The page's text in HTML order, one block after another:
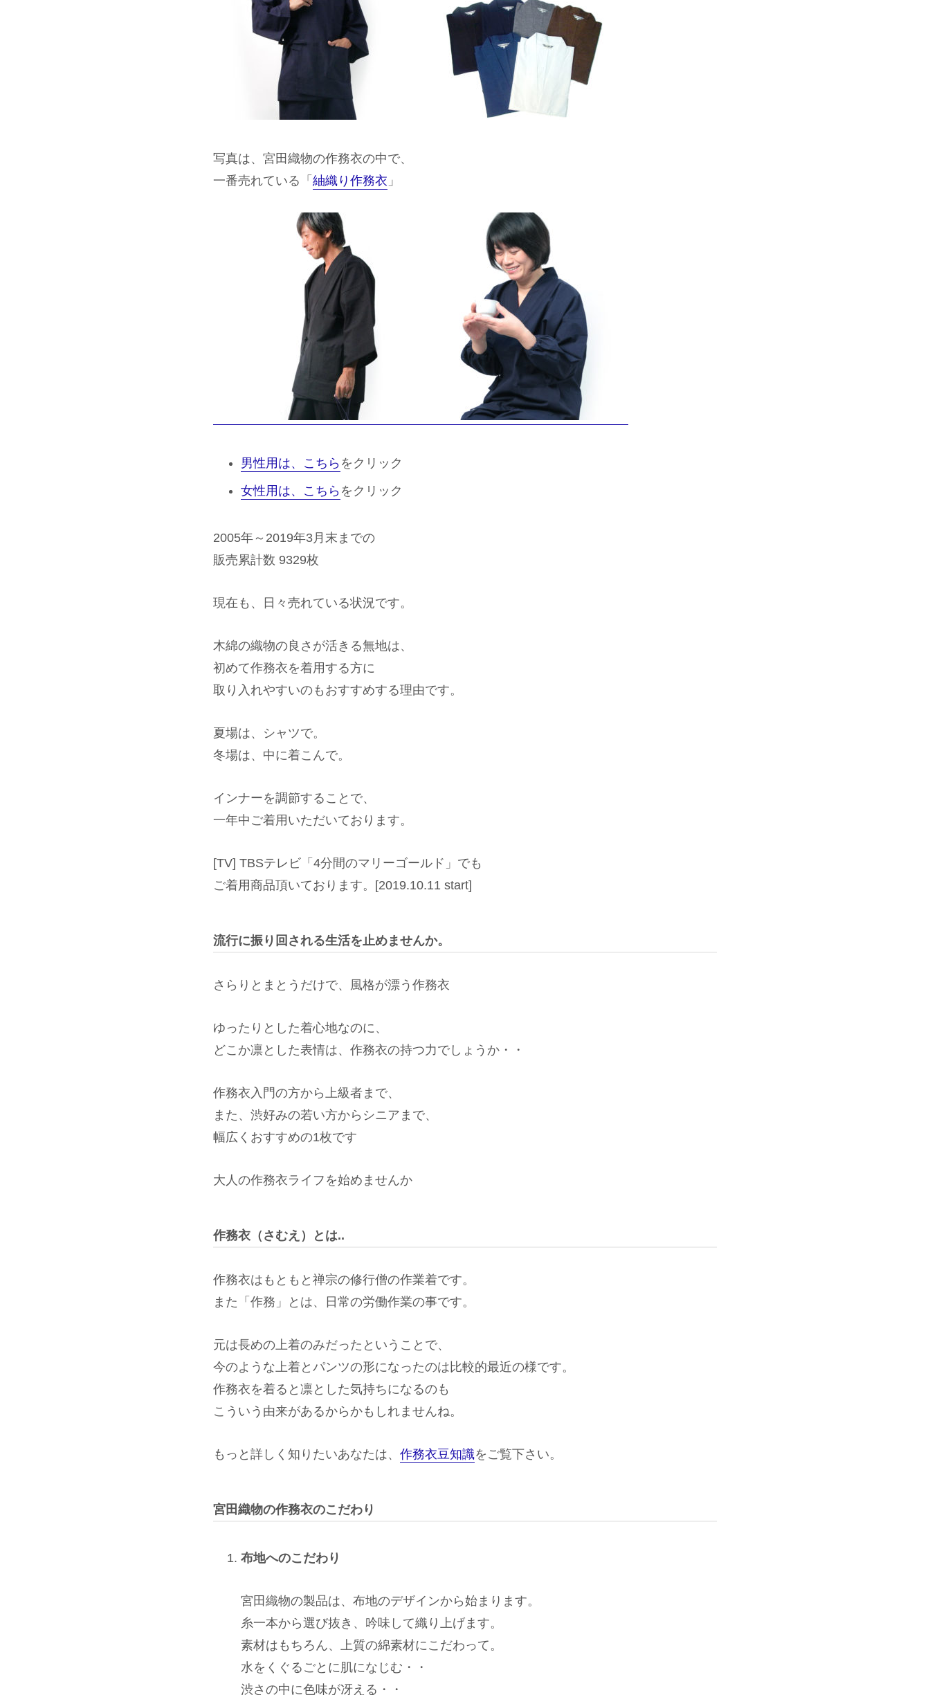
写真は、宮田織物の作務衣の中で、
一番売れている「 紬織り作務衣 」
男性用は、こちら をクリック
女性用は、こちら をクリック
2005年～2019年3月末までの
販売累計数 9329枚
現在も、日々売れている状況です。
木綿の織物の良さが活きる無地は、
初めて作務衣を着用する方に
取り入れやすいのもおすすめする理由です。
夏場は、シャツで。
冬場は、中に着こんで。
インナーを調節することで、
一年中ご着用いただいております。
[TV] TBSテレビ「4分間のマリーゴールド」でも
ご着用商品頂いております。[2019.10.11 start]
流行に振り回される生活を止めませんか。
さらりとまとうだけで、風格が漂う作務衣
ゆったりとした着心地なのに、
どこか凛とした表情は、作務衣の持つ力でしょうか・・
作務衣入門の方から上級者まで、
また、渋好みの若い方からシニアまで、
幅広くおすすめの1枚です
大人の作務衣ライフを始めませんか
作務衣（さむえ）とは..
作務衣はもともと禅宗の修行僧の作業着です。
また「作務」とは、日常の労働作業の事です。
元は長めの上着のみだったということで、
今のような上着とパンツの形になったのは比較的最近の様です。
作務衣を着ると凛とした気持ちになるのも
こういう由来があるからかもしれませんね。
もっと詳しく知りたいあなたは、 作務衣豆知識をご覧下さい。
宮田織物の作務衣のこだわり
布地へのこだわり
宮田織物の製品は、布地のデザインから始まります。
糸一本から選び抜き、吟味して織り上げます。
素材はもちろん、上質の綿素材にこだわって。
水をくぐるごとに肌になじむ・・
渋さの中に色味が冴える・・